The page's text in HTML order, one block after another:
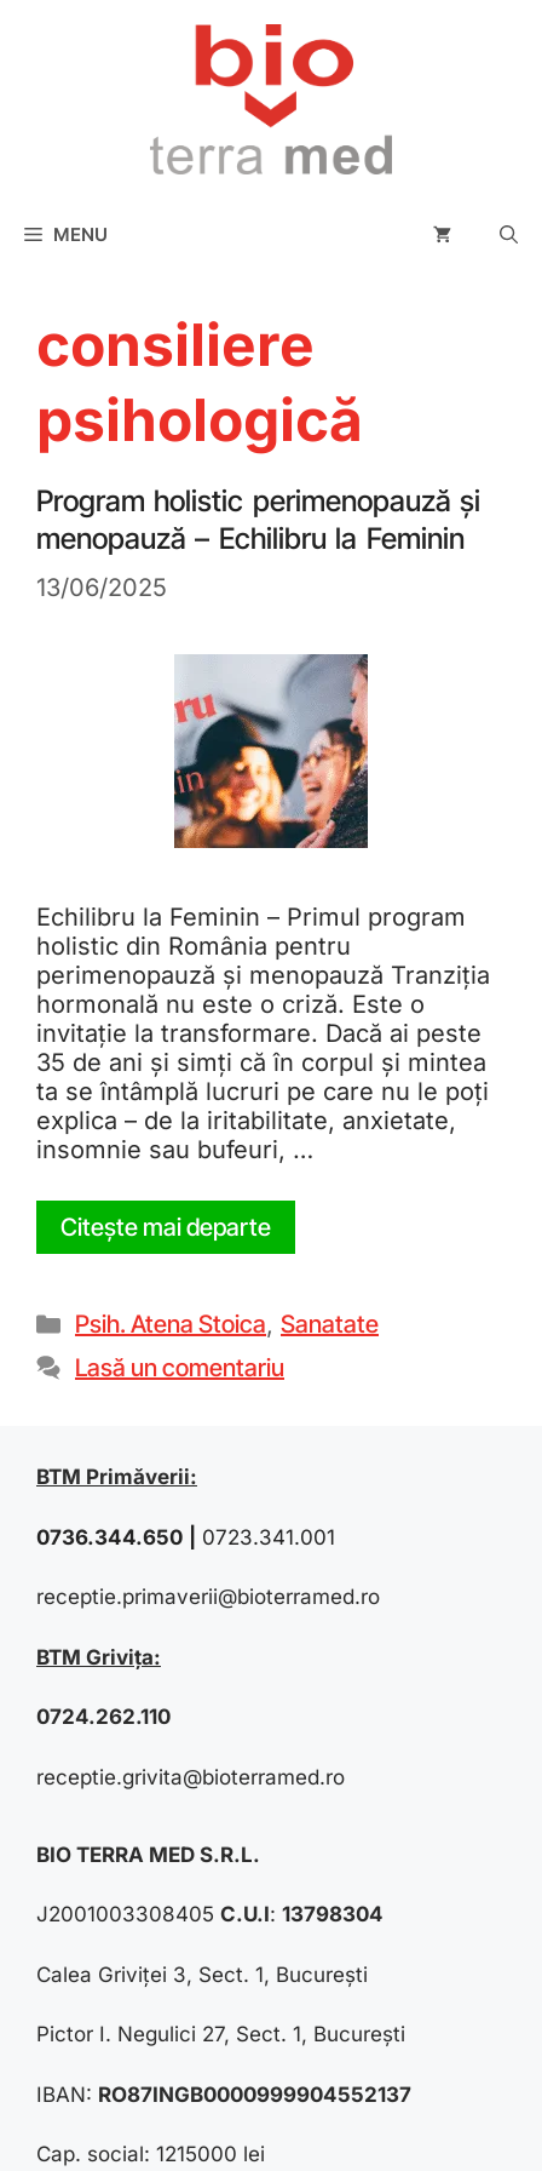
MENU
consiliere
psihologică
Program holistic perimenopauză și
menopauză – Echilibru la Feminin
13/06/2025
Echilibru la Feminin – Primul program
holistic din România pentru
perimenopauză și menopauză Tranziția
hormonală nu este o criză. Este o
invitație la transformare. Dacă ai peste
35 de ani și simți că în corpul și mintea
ta se întâmplă lucruri pe care nu le poți
explica – de la iritabilitate, anxietate,
insomnie sau bufeuri, …
Citește mai departe
Psih. Atena Stoica, Sanatate
Lasă un comentariu
BTM Primăverii:
0736.344.650 0723.341.001
receptie.primaverii@bioterramed.ro
BTM Grivița:
0724.262.110
receptie.grivita@bioterramed.ro
BIO TERRA MED S.R.L.
J2001003308405 C.U.I: 13798304
Calea Griviței 3, Sect. 1, București
Pictor I. Negulici 27, Sect. 1, București
IBAN: RO87INGB0000999904552137
Cap. social: 1215000 lei